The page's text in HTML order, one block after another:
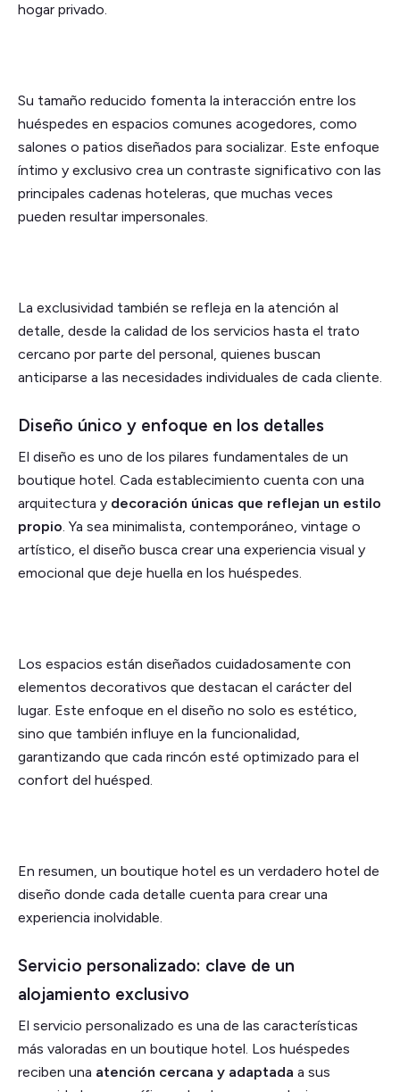
hogar privado.
Su tamaño reducido fomenta la interacción entre los
huéspedes en espacios comunes acogedores, como
salones o patios diseñados para socializar. Este enfoque
íntimo y exclusivo crea un contraste significativo con las
principales cadenas hoteleras, que muchas veces
pueden resultar impersonales.
La exclusividad también se refleja en la atención al
detalle, desde la calidad de los servicios hasta el trato
cercano por parte del personal, quienes buscan
anticiparse a las necesidades individuales de cada cliente.
Diseño único y enfoque en los detalles
El diseño es uno de los pilares fundamentales de un
boutique hotel. Cada establecimiento cuenta con una
arquitectura y decoración únicas que reflejan un estilo
propio. Ya sea minimalista, contemporáneo, vintage o
artístico, el diseño busca crear una experiencia visual y
emocional que deje huella en los huéspedes.
Los espacios están diseñados cuidadosamente con
elementos decorativos que destacan el carácter del
lugar. Este enfoque en el diseño no solo es estético,
sino que también influye en la funcionalidad,
garantizando que cada rincón esté optimizado para el
confort del huésped.
En resumen, un boutique hotel es un verdadero hotel de
diseño donde cada detalle cuenta para crear una
experiencia inolvidable.
Servicio personalizado: clave de un
alojamiento exclusivo
El servicio personalizado es una de las características
más valoradas en un boutique hotel. Los huéspedes
reciben una atención cercana y adaptada a sus